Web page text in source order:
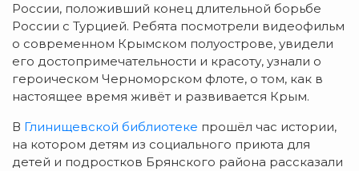
России, положивший конец длительной борьбе
России с Турцией. Ребята посмотрели видеофильм
о современном Крымском полуострове, увидели
его достопримечательности и красоту, узнали о
героическом Черноморском флоте, о том, как в
настоящее время живёт и развивается Крым.
В Глинищевской библиотеке прошёл час истории,
на котором детям из социального приюта для
детей и подростков Брянского района рассказали